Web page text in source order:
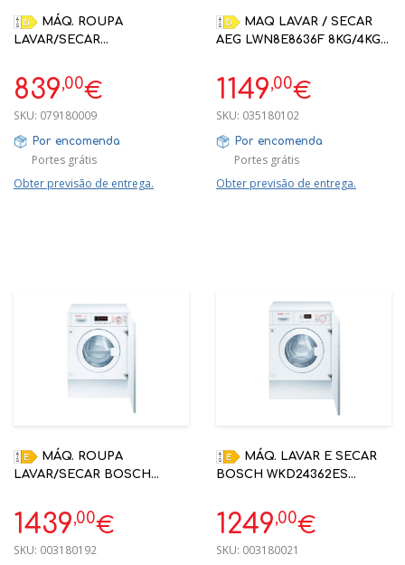
LAVAR/SECAR
8/4 KG ENCASTRE
839,00€
SKU: 079180009
Por encomenda
Portes grátis
Obter previsão de entrega.
AEG LWN8E8636F 8KG/4KG
1149,00€
SKU: 035180102
Por encomenda
Portes grátis
Obter previsão de entrega.
LAVAR/SECAR BOSCH
BRANCO E ENCASTRE
1439,00€
SKU: 003180192
BOSCH WKD24362ES
1249,00€
SKU: 003180021